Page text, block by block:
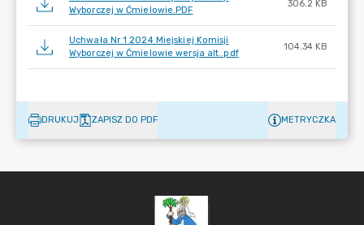
Wyborczej w Ćmielowie.PDF
306.2 KB
Uchwała Nr 1 2024 Miejskiej Komisji
Wyborczej w Ćmielowie wersja alt..pdf
104.34 KB
DRUKUJ ZAPISZ DO PDF METRYCZKA